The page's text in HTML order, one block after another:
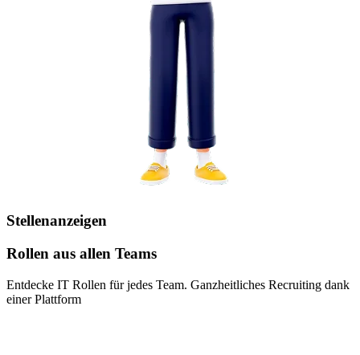
Stellenanzeigen
Rollen aus allen Teams
Entdecke IT Rollen für jedes Team. Ganzheitliches Recruiting dank
einer Plattform